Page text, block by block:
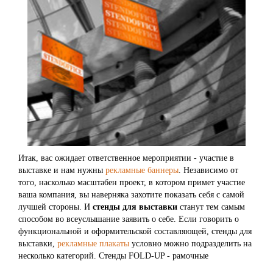
Итак, вас ожидает ответственное мероприятии - участие в
выставке и нам нужны рекламные баннеры . Независимо от
того, насколько масштабен проект, в котором примет участие
ваша компания, вы наверняка захотите показать себя с самой
лучшей стороны. И стенды для выставки станут тем самым
способом во всеуслышание заявить о себе. Если говорить о
функциональной и оформительской составляющей, стенды для
выставки, рекламные плакаты условно можно подразделить на
несколько категорий. Стенды FOLD-UP - рамочные